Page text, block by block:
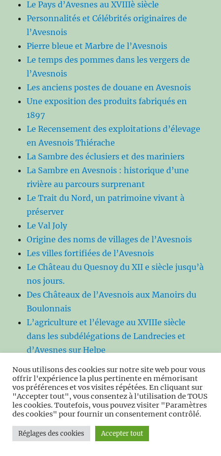
Le Pays d’Avesnes au XVIIIè siècle
Personnalités et Célébrités originaires de
l’Avesnois
Pierre bleue et Marbre de l’Avesnois
Le temps des pommes dans les vergers de
l’Avesnois
Les anciens postes de douane en Avesnois
Une exposition des produits fabriqués en
1897
Le Recensement des exploitations d’élevage
en Avesnois Thiérache
La Sambre des éclusiers et des mariniers
La Sambre en Avesnois : historique d’une
rivière au parcours surprenant
Le Trait du Nord, un patrimoine vivant à
préserver
Le Val Joly
Origine des noms de villages de l’Avesnois
Les villes fortifiées de l’Avesnois
Le Château du Quesnoy du XII e siècle jusqu’à
nos jours.
Des Châteaux de l’Avesnois aux Manoirs du
Boulonnais
L’agriculture et l’élevage au XVIIIe siècle
dans les subdélégations de Landrecies et
d’Avesnes sur Helpe
Saint-Aubin.
Les éléments évolutifs du bocage avesnois
(XVI e siècle –XXI e siècle)
Et si l’Intelligence Artificielle venait en aide
au bocage et aux éleveurs ?
Nous utilisons des cookies sur notre site web pour vous
offrir l'expérience la plus pertinente en mémorisant
vos préférences et vos visites répétées. En cliquant sur
"Accepter tout", vous consentez à l'utilisation de TOUS
les cookies. Toutefois, vous pouvez visiter "Paramètres
des cookies" pour fournir un consentement contrôlé.
Réglages des cookies Accepter tout